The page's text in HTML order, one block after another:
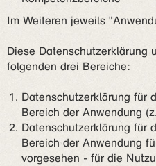
Im Weiteren jeweils
Diese Datenschutzerklärung
folgenden drei Bereiche:
Datenschutzerklärung für
Bereich der Anwendung
Datenschutzerklärung für
Bereich der Anwendung
vorgesehen - für die